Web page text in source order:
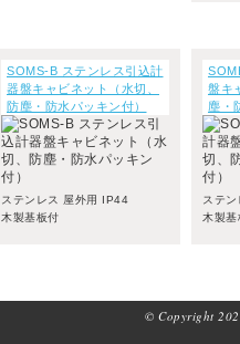
SOMS-B ステンレス引込計
器盤キャビネット（水切、
防塵・防水パッキン付）
ステンレス 屋外用 IP44
木製基板付
盤キ
塵・
ステ
木製基
© Copyright